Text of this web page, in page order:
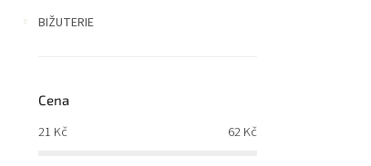
BIŽUTERIE
Cena
21 Kč 62 Kč